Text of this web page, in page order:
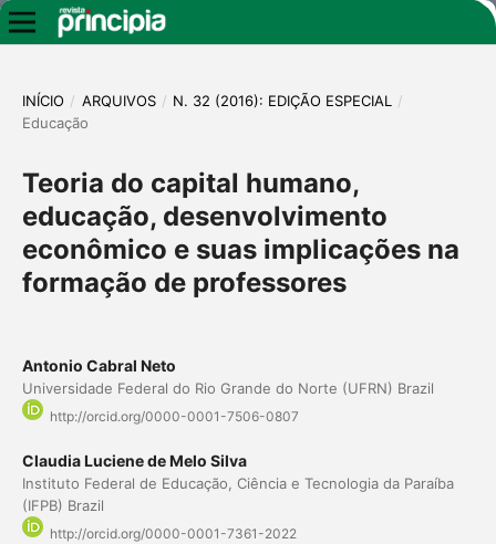
INÍCIO / ARQUIVOS / N. 32 (2016): EDIÇÃO ESPECIAL
/
Educação
Teoria do capital humano,
educação, desenvolvimento
econômico e suas implicações na
formação de professores
Antonio Cabral Neto
Universidade Federal do Rio Grande do Norte (UFRN) Brazil
http://orcid.org/0000-0001-7506-0807
Claudia Luciene de Melo Silva
Instituto Federal de Educação, Ciência e Tecnologia da Paraíba
(IFPB) Brazil
http://orcid.org/0000-0001-7361-2022